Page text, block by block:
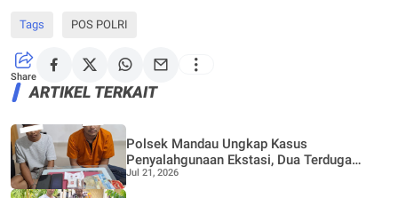
Tags POS POLRI
Share
ARTIKEL TERKAIT
Polsek Mandau Ungkap Kasus
Penyalahgunaan Ekstasi, Dua Terduga
Diamankan Dukung Program P4GN
Jul 21, 2026